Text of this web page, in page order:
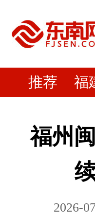
推荐 福
福州
2026-